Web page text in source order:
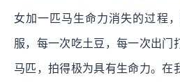
女加一匹马生命力消失的过程
服，每一次吃土豆，每一次出门
马匹，拍得极为具有生命力。在